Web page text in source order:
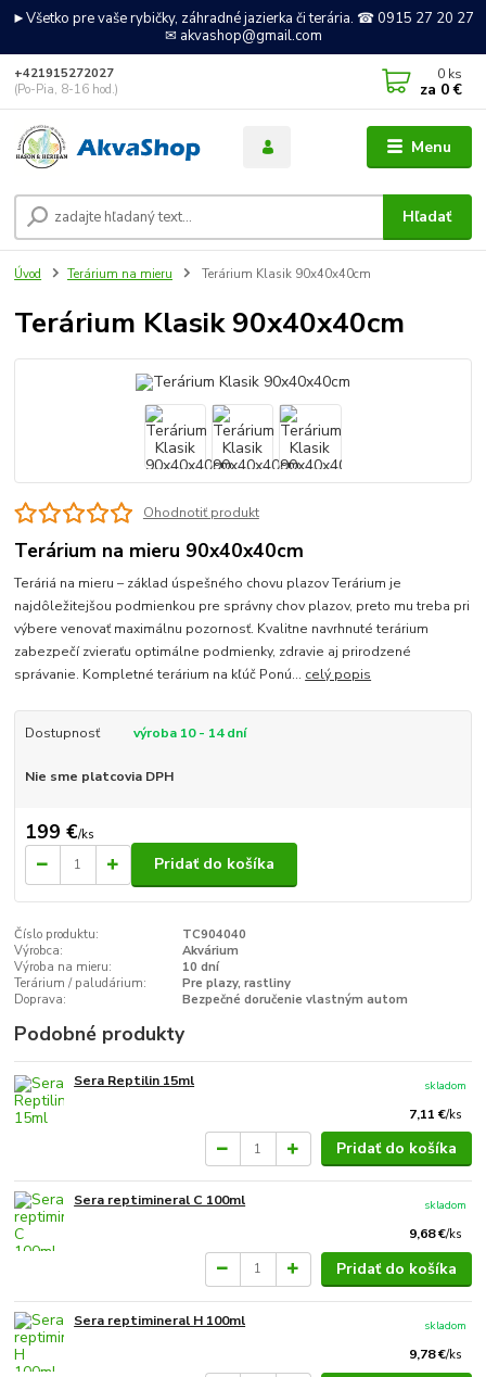
►Všetko pre vaše rybičky, záhradné jazierka či terária. ☎ 0915 27 20 27
✉ akvashop@gmail.com
Menu
Hľadať
+421915272027
(Po-Pia, 8-16 hod.)
0 ks
za 0 €
Úvod Terárium na mieru Terárium Klasik 90x40x40cm
Terárium Klasik 90x40x40cm
Ohodnotiť produkt
Terárium na mieru 90x40x40cm
Teráriá na mieru – základ úspešného chovu plazov Terárium je
najdôležitejšou podmienkou pre správny chov plazov, preto mu treba pri
výbere venovať maximálnu pozornosť. Kvalitne navrhnuté terárium
zabezpečí zvieraťu optimálne podmienky, zdravie aj prirodzené
správanie. Kompletné terárium na kľúč Ponú... celý popis
Dostupnosť výroba 10 - 14 dní
Nie sme platcovia DPH
199 €/ks
Pridať do košíka
Číslo produktu:
TC904040
Výrobca:
Akvárium
Výroba na mieru:
10 dní
Terárium / paludárium:
Pre plazy, rastliny
Doprava:
Bezpečné doručenie vlastným autom
Podobné produkty
Sera Reptilin 15ml
7,11 €/ks
skladom
Pridať do košíka
Sera reptimineral C 100ml
9,68 €/ks
skladom
Pridať do košíka
Sera reptimineral H 100ml
9,78 €/ks
skladom